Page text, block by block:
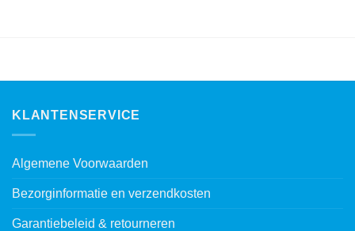
KLANTENSERVICE
Algemene Voorwaarden
Bezorginformatie en verzendkosten
Garantiebeleid & retourneren